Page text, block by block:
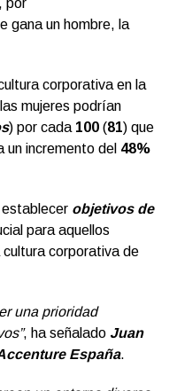
por
gana un hombre, la
corporativa en la
mujeres podrían
) por cada 100 (81) que
un incremento del 48%
establecer objetivos de
para aquellos
corporativa de
una prioridad
, ha señalado Juan
España.